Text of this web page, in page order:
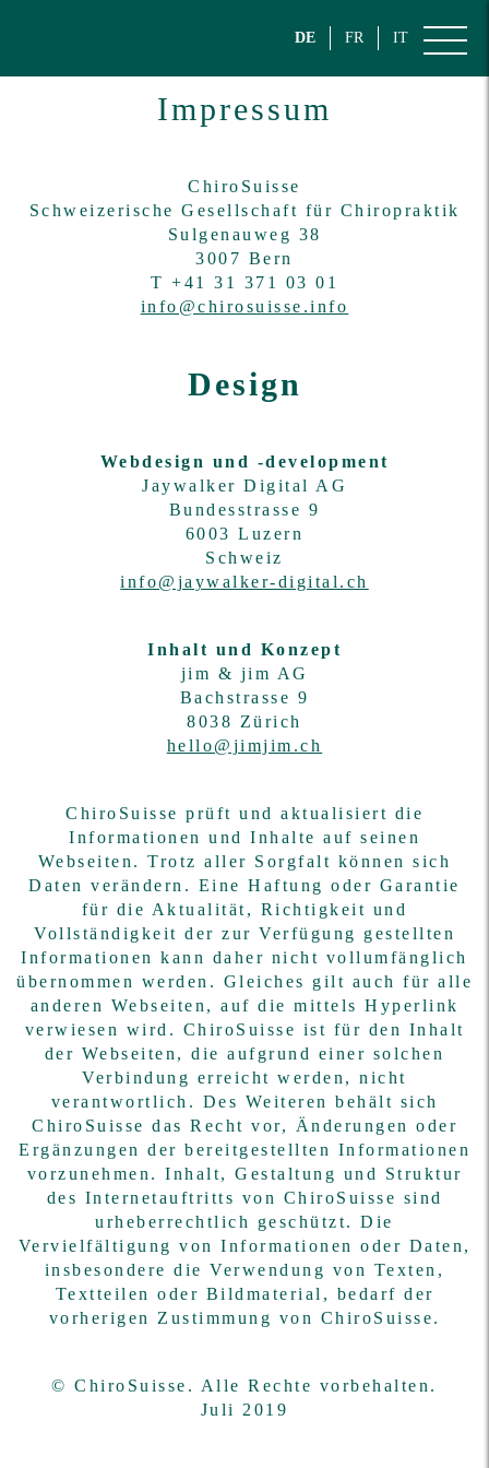
DE FR IT
Impressum
ChiroSuisse
Schweizerische Gesellschaft für Chiropraktik
Sulgenauweg 38
3007 Bern
T +41 31 371 03 01
info@chirosuisse.info
Design
Webdesign und -development
Jaywalker Digital AG
Bundesstrasse 9
6003 Luzern
Schweiz
info@jaywalker-digital.ch
Inhalt und Konzept
jim & jim AG
Bachstrasse 9
8038 Zürich
hello@jimjim.ch
ChiroSuisse prüft und aktualisiert die
Informationen und Inhalte auf seinen
Webseiten. Trotz aller Sorgfalt können sich
Daten verändern. Eine Haftung oder Garantie
für die Aktualität, Richtigkeit und
Vollständigkeit der zur Verfügung gestellten
Informationen kann daher nicht vollumfänglich
übernommen werden. Gleiches gilt auch für alle
anderen Webseiten, auf die mittels Hyperlink
verwiesen wird. ChiroSuisse ist für den Inhalt
der Webseiten, die aufgrund einer solchen
Verbindung erreicht werden, nicht
verantwortlich. Des Weiteren behält sich
ChiroSuisse das Recht vor, Änderungen oder
Ergänzungen der bereitgestellten Informationen
vorzunehmen. Inhalt, Gestaltung und Struktur
des Internetauftritts von ChiroSuisse sind
urheberrechtlich geschützt. Die
Vervielfältigung von Informationen oder Daten,
insbesondere die Verwendung von Texten,
Textteilen oder Bildmaterial, bedarf der
vorherigen Zustimmung von ChiroSuisse.
© ChiroSuisse. Alle Rechte vorbehalten.
Juli 2019